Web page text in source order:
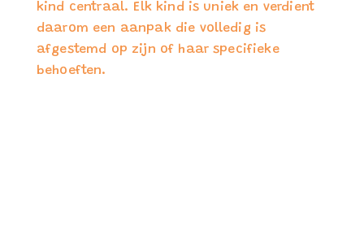
kind centraal. Elk kind is uniek en verdient
daarom een aanpak die volledig is
afgestemd op zijn of haar specifieke
behoeften.